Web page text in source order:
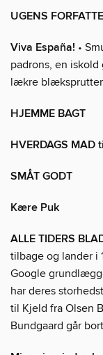
UGENS
Viva España! •
padrons, en
lækre
HJEMME BAGT
HVERDAGS MAD
SMÅT GODT
Kære Puk
ALLE TIDERS
tilbage og lander i
Google
har deres
til Kjeld fra Olsen
Bundgaard går